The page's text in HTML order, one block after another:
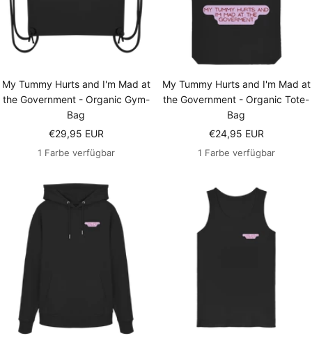
My Tummy Hurts and I'm Mad at
the Government - Organic Gym-
Bag
Angebotspreis
€29,95 EUR
1 Farbe verfügbar
My Tummy Hurts and I'm Mad at
the Government - Organic Tote-
Bag
Angebotspreis
€24,95 EUR
1 Farbe verfügbar